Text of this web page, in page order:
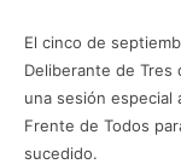
El cinco de
Deliberante de Tres
una sesión especial
Frente de Todos
sucedido.